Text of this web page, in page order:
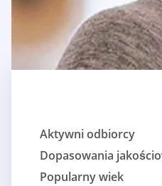
Aktywni odbiorcy
Dopasowania
Popularny wiek